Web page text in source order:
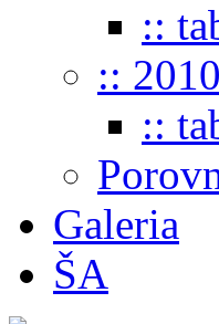
::
::
::
Galeria
ŠA